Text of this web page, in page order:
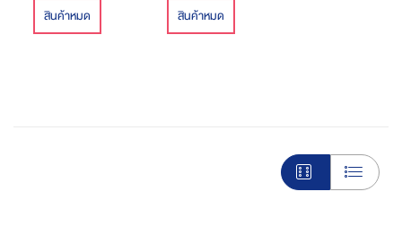
สินค้าหมด สินค้าหมด